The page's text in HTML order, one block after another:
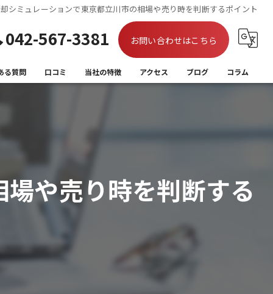
シミュレーションで東京都立川市の相場や売り時を判断するポイント
042-567-3381 お問い合わせはこちら
る質問 口コミ 当社の特徴
住み替え
アクセス ブログ コラム
や売り時を判断する